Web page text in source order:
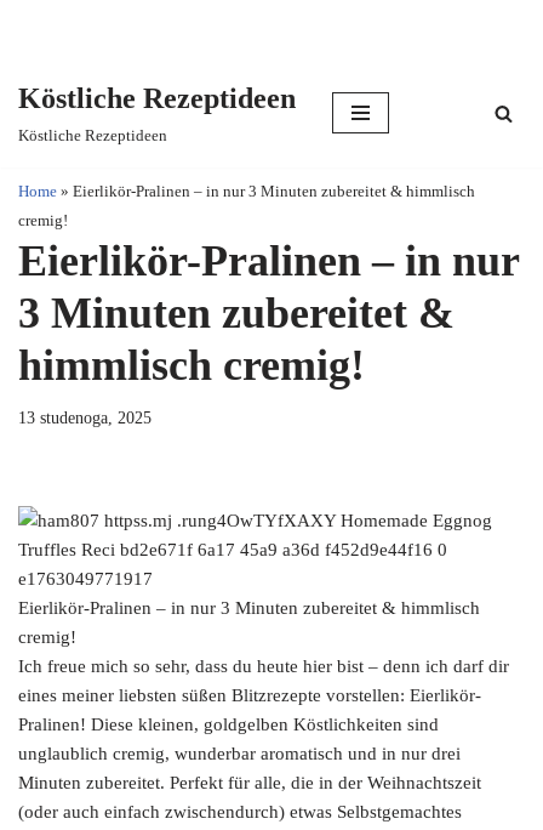
content
Köstliche Rezeptideen
Köstliche Rezeptideen
Home » Eierlikör-Pralinen – in nur 3 Minuten zubereitet & himmlisch
cremig!
Eierlikör-Pralinen – in nur
3 Minuten zubereitet &
himmlisch cremig!
13 studenoga, 2025
Eierlikör-Pralinen – in nur 3 Minuten zubereitet & himmlisch
cremig!
Ich freue mich so sehr, dass du heute hier bist – denn ich darf dir
eines meiner liebsten süßen Blitzrezepte vorstellen: Eierlikör-
Pralinen! Diese kleinen, goldgelben Köstlichkeiten sind
unglaublich cremig, wunderbar aromatisch und in nur drei
Minuten zubereitet. Perfekt für alle, die in der Weihnachtszeit
(oder auch einfach zwischendurch) etwas Selbstgemachtes